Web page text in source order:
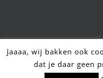
©
Jaaaa, wij bakken ook
dat je daar geen
Hulp nodig?